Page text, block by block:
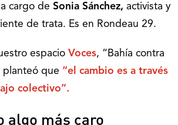
cargo de Sonia Sánchez, activista y
de trata. Es en Rondeau 29.
espacio Voces, “Bahía contra
planteó que “el cambio es a través
colectivo”.
algo más caro